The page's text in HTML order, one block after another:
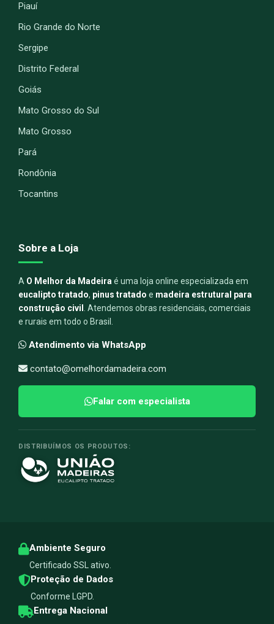
Piauí
Rio Grande do Norte
Sergipe
Distrito Federal
Goiás
Mato Grosso do Sul
Mato Grosso
Pará
Rondônia
Tocantins
Sobre a Loja
A O Melhor da Madeira é uma loja online especializada em
eucalipto tratado, pinus tratado e madeira estrutural para
construção civil
. Atendemos obras residenciais, comerciais
e rurais em todo o Brasil.
Atendimento via WhatsApp
contato@omelhordamadeira.com
Falar com especialista
DISTRIBUÍMOS OS PRODUTOS:
Ambiente Seguro
Certificado SSL ativo.
Proteção de Dados
Conforme LGPD.
Entrega Nacional